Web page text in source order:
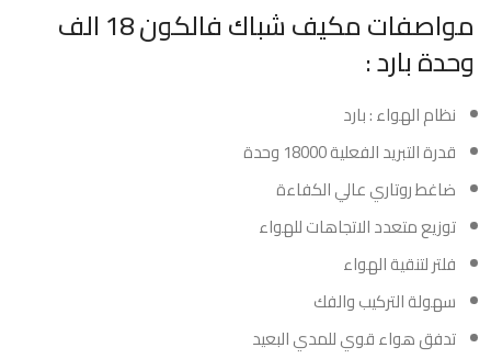
مواصفات مكيف شباك فالكون 18 الف
وحدة بارد :
نظام الهواء : بارد
قدرة التبريد الفعلية 18000 وحدة
ضاغط روتاري عالي الكفاءة
توزيع متعدد الاتجاهات للهواء
فلتر لتنقية الهواء
سهولة التركيب والفك
تدفق هواء قوي للمدي البعيد